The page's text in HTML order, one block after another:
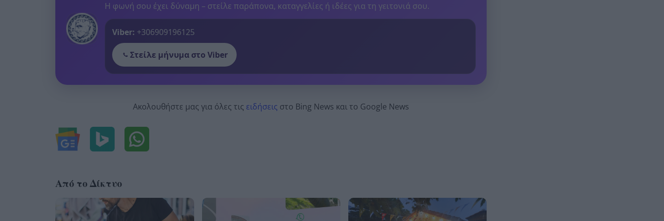
Η φωνή σου έχει δύναμη – στείλε παράπονα, καταγγελίες ή ιδέες για τη γειτονιά σου.
Viber: +306909196125
Στείλε μήνυμα στο Viber
Ακολουθήστε μας για όλες τις ειδήσεις στο Bing News και το Google News
Από το Δίκτυο